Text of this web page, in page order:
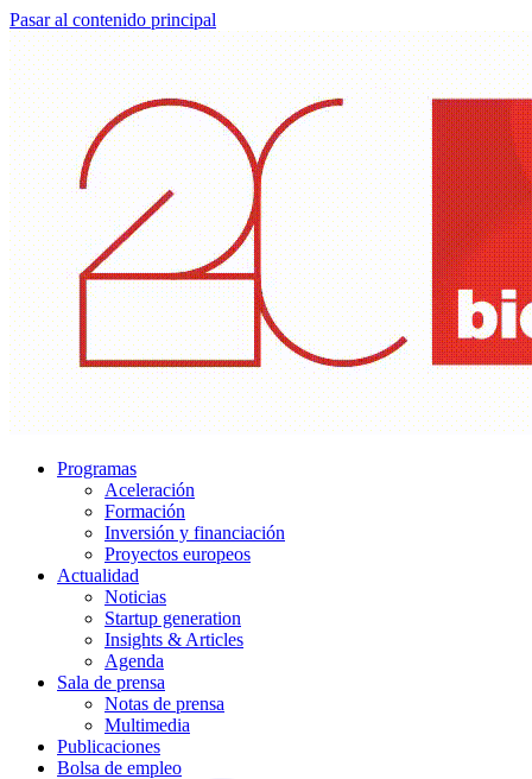
Pasar al contenido principal
Programas
Aceleración
Formación
Inversión y financiación
Proyectos europeos
Actualidad
Noticias
Startup generation
Insights & Articles
Agenda
Sala de prensa
Notas de prensa
Multimedia
Publicaciones
Bolsa de empleo